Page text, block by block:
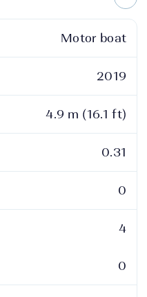
Motor boat
2019
4.9 m (16.1 ft)
0.31
0
4
0